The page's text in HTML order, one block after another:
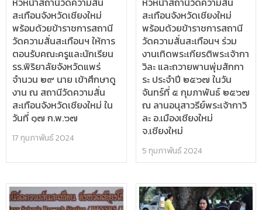
สะเทือนจังหวัดเชียงใหม่
พร้อมด้วยข้าราชการสถานี
วัดความสั่นสะเทือนฯ ให้การ
ตอนรับคณะครูและนักเรียน
รร.พิริยาลัยจังหวัดแพร่
จำนวน ๒๙ นาย เข้าศึกษาดู
งาน ณ สถานีวัดความสั่น
สะเทือนจังหวัดเชียงใหม่ ใน
วันที่ ๑๗ ก.พ.๖๗
17 กุมภาพันธ์ 2024
สะเทือนจังหวัดเชียงใหม่
พร้อมด้วยข้าราชการสถานี
วัดความสั่นสะเทือนฯ ร่วม
งานเทิดพระเกียรติพระเจ้ากา
วิละ และถวายพานพุ่มสักกา
ระ ประจำปี ๒๕๖๗ ในวัน
จันทร์ที่ ๕ กุมภาพันธ์ ๒๕๖๗
ณ ลานอนุสาวรีย์พระเจ้ากาวิ
ละ อ.เมืองเชียงใหม่
จ.เชียงใหม่
5 กุมภาพันธ์ 2024